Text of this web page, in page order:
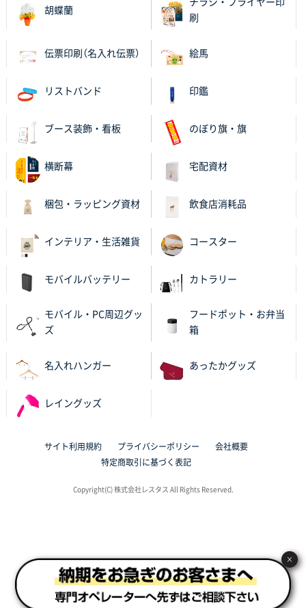
納期がギリギリだったにも関わらず、丁寧に対応して
頂きました。 今回も無理を言っておりますが、丁寧な
レギュラーのぼり（W600mm×H1800mm）
紹介されたから
大分県Y社様
不織布スクエアトート(A4サイズ)
バリエーション
岡山県K社様
ワンポイントポリ袋 A4サイズ
2025年10月28日 09:06
東京都N社様
ワンポイントポリ袋 A4サイズ
サイト構成が解りやすかったから
東京都J社様
丁度良いものがあったので
群馬県K社様
に進められるから
東京都S社様
胡蝶蘭
チラシ・フライヤー印
刷
伝票印刷（名入れ伝票） 絵馬
リストバンド 印鑑
ブース装飾・看板 のぼり旗・旗
横断幕 宅配資材
梱包・ラッピング資材 飲食店消耗品
インテリア・生活雑貨 コースター
モバイルバッテリー カトラリー
モバイル・PC周辺グッ
ズ
フードポット・お弁当
箱
名入れハンガー あったかグッズ
レイングッズ
サイト利用規約 プライバシーポリシー
会社概要
特定商取引に基づく表記
Copyright(C) 株式会社レスタス All Rights Reserved.
×